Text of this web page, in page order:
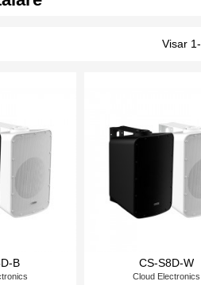
Visar
B CS-S8D-W
Cloud Electronics